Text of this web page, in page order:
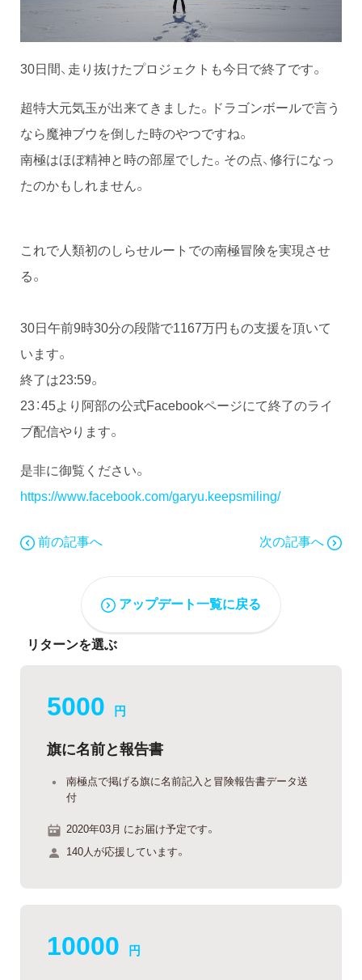
30日間、走り抜けたプロジェクトも今日で終了です。
超特大元気玉が出来てきました。ドラゴンボールで言う
なら魔神ブウを倒した時のやつですね。
南極はほぼ精神と時の部屋でした。その点、修行になっ
たのかもしれません。
これで人類初のしらせルートでの南極冒険を実現させ
る。
30日午前9時30分の段階で1167万円もの支援を頂いて
います。
終了は23:59。
23：45より阿部の公式Facebookページにて終了のライ
ブ配信やります。
是非に御覧ください。
https://www.facebook.com/garyu.keepsmiling/
前の記事へ 次の記事へ
アップデート一覧に戻る
リターンを選ぶ
5000 円
旗に名前と報告書
南極点で掲げる旗に名前記入と冒険報告書データ送
付
2020年03月 にお届け予定です。
140人が応援しています。
10000 円